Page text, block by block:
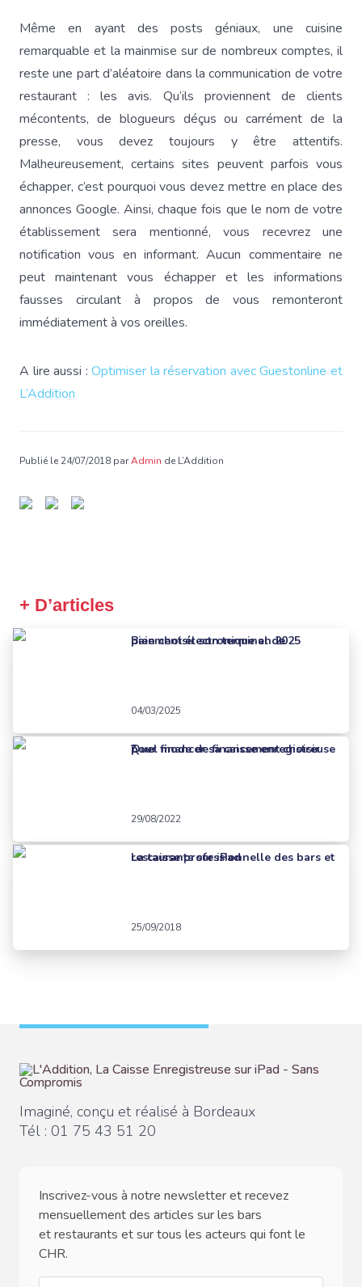
Même en ayant des posts géniaux, une cuisine
remarquable et la mainmise sur de nombreux comptes, il
reste une part d’aléatoire dans la communication de votre
restaurant : les avis. Qu’ils proviennent de clients
mécontents, de blogueurs déçus ou carrément de la
presse, vous devez toujours y être attentifs.
Malheureusement, certains sites peuvent parfois vous
échapper, c’est pourquoi vous devez mettre en place des
annonces Google. Ainsi, chaque fois que le nom de votre
établissement sera mentionné, vous recevrez une
notification vous en informant. Aucun commentaire ne
peut maintenant vous échapper et les informations
fausses circulant à propos de vous remonteront
immédiatement à vos oreilles.
A lire aussi :Optimiser la réservation avec Guestonline et
L’Addition
Publié le 24/07/2018 parAdmin de L’Addition
+ D’articles
Bien choisir son terminal de paiement électronique en 2025
04/03/2025
Quel mode de financement choisir pour financer sa caisse enregistreuse ?
29/08/2022
La caisse professionnelle des bars et restaurants sur iPad
25/09/2018
Imaginé, conçu et réalisé à Bordeaux
Tél : 01 75 43 51 20
Inscrivez-vous à notre newsletter et recevez
mensuellement des articles sur les bars
et restaurants et sur tous les acteurs qui font le
CHR.